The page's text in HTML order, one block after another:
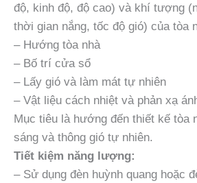
độ, kinh độ, độ cao) và khí tượng
thời gian nắng, tốc độ gió) của tòa
– Hướng tòa nhà
– Bố trí cửa sổ
– Lấy gió và làm mát tự nhiên
– Vật liệu cách nhiệt và phản xạ
Mục tiêu là hướng đến thiết kế tòa
sáng và thông gió tự nhiên.
Tiết kiệm năng lượng:
– Sử dụng đèn huỳnh quang hoặc